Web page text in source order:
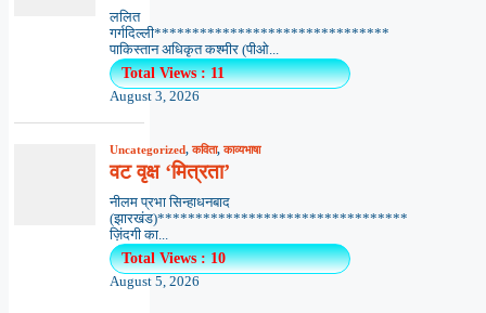
ललित
गर्गदिल्ली*******************************
पाकिस्तान अधिकृत कश्मीर (पीओ...
Total Views : 11
August 3, 2026
Uncategorized,कविता,काव्यभाषा
वट वृक्ष ‘मित्रता’
नीलम प्रभा सिन्हाधनबाद
(झारखंड)*********************************
ज़िंदगी का...
Total Views : 10
August 5, 2026